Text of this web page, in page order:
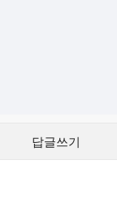
답글쓰기